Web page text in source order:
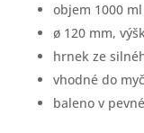
objem 1000 ml
ø 120 mm,
hrnek ze
vhodné do
baleno v